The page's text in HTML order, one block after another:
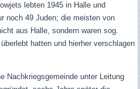
lebten 1945 in Halle und
noch 49 Juden; die meisten von
aus Halle, sondern waren sog.
hatten und hierher verschlagen
Nachkriegsgemeinde unter Leitung